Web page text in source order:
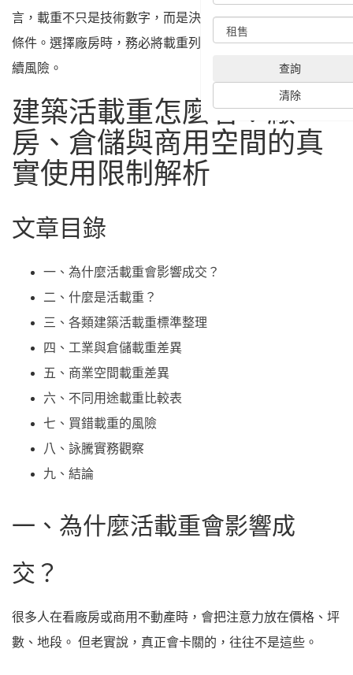
言，載重不只是技術數字，而是決定能否使用與獲利的核心
條件。選擇廠房時，務必將載重列為優先評估項目，避免後
續風險。
建築活載重怎麼看？廠
房、倉儲與商用空間的真
實使用限制解析
文章目錄
一、為什麼活載重會影響成交？
二、什麼是活載重？
三、各類建築活載重標準整理
四、工業與倉儲載重差異
五、商業空間載重差異
六、不同用途載重比較表
七、買錯載重的風險
八、詠騰實務觀察
九、結論
一、為什麼活載重會影響成
交？
很多人在看廠房或商用不動產時，會把注意力放在價格、坪
數、地段。 但老實說，真正會卡關的，往往不是這些。